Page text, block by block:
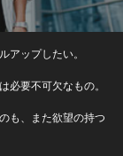
アップしたい。
必要不可欠なもの。
も、また欲望の持つ